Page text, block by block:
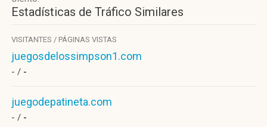
Estadísticas de Tráfico Similares
VISITANTES / PÁGINAS VISTAS
juegosdelossimpson1.com
- / -
juegodepatineta.com
- / -